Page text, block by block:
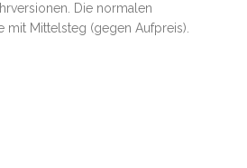
Die normalen
Mittelsteg (gegen Aufpreis).